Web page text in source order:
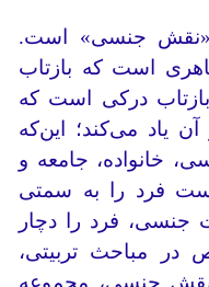
«نقش جنسی» است.
است که بازتاب
درکی است که
یاد می‌کند؛ این‌که
خانواده، جامعه و
فرد را به سمتی
فرد را دچار
در مباحث تربیتی،
جنسی، مجموعه